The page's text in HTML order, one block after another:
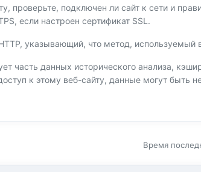
проверьте, подключен ли сайт к сети и
если настроен сертификат SSL.
указывающий, что метод, используемый
часть данных исторического анализа,
к этому веб-сайту, данные могут быть
Время